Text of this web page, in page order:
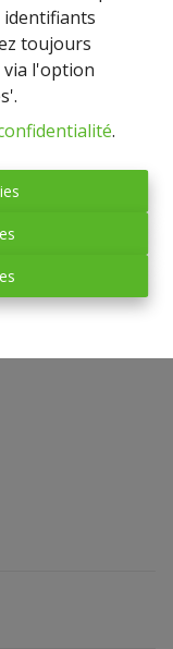
toujours
via l'option
.
commerçante
pour une
- banque -